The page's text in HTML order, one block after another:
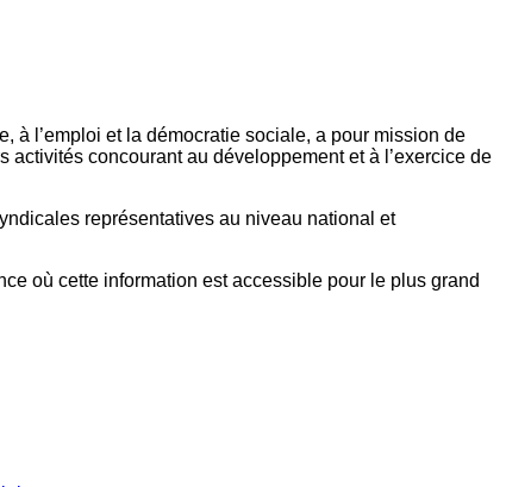
à l’emploi et la démocratie sociale, a pour mission de
concourant au développement et à l’exercice de
représentatives au niveau national et
où cette information est accessible pour le plus grand